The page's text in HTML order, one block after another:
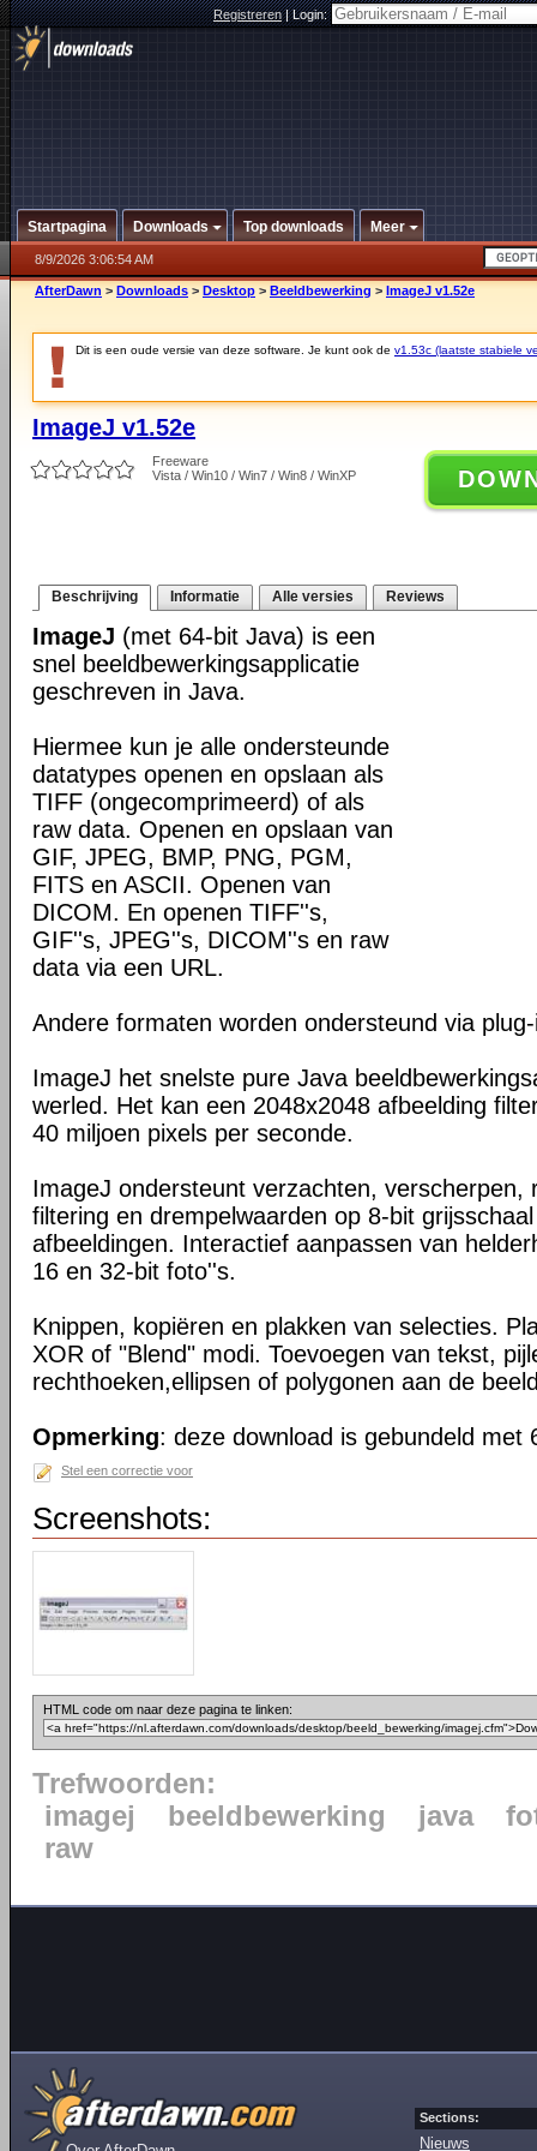
Registreren|Login:
Startpagina Downloads Top downloads Meer
8/9/2026 3:06:54 AM
AfterDawn > Downloads > Desktop > Beeldbewerking > ImageJ v1.52e
Dit is een oude versie van deze software. Je kunt ook de v1.53c (laatste stabiele
ImageJ v1.52e
Freeware
Vista / Win10 / Win7 / Win8 / WinXP
Beschrijving Informatie Alle versies Reviews
ImageJ (met 64-bit Java) is een
snel beeldbewerkingsapplicatie
geschreven in Java.
Hiermee kun je alle ondersteunde
datatypes openen en opslaan als
TIFF (ongecomprimeerd) of als
raw data. Openen en opslaan van
GIF, JPEG, BMP, PNG, PGM,
FITS en ASCII. Openen van
DICOM. En openen TIFF''s,
GIF''s, JPEG''s, DICOM''s en raw
data via een URL.
Andere formaten worden ondersteund via
ImageJ het snelste pure Java
werled. Het kan een 2048x2048 afbeelding
40 miljoen pixels per seconde.
ImageJ ondersteunt verzachten, verscherpen,
filtering en drempelwaarden op 8-bit
afbeeldingen. Interactief aanpassen van
16 en 32-bit foto''s.
Knippen, kopiëren en plakken van selecties.
XOR of "Blend" modi. Toevoegen van tekst,
rechthoeken,ellipsen of polygonen aan de
Opmerking: deze download is gebundeld met
Stel een correctie voor
Screenshots:
HTML code om naar deze pagina te linken:
Trefwoorden:
imagej
beeldbewerking java
raw
Sections:
Nieuws